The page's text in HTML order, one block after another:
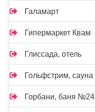
Галамарт
Гипермаркет Квам
Глиссада, отель
Гольфстрим, сауна
Горбани, баня №24